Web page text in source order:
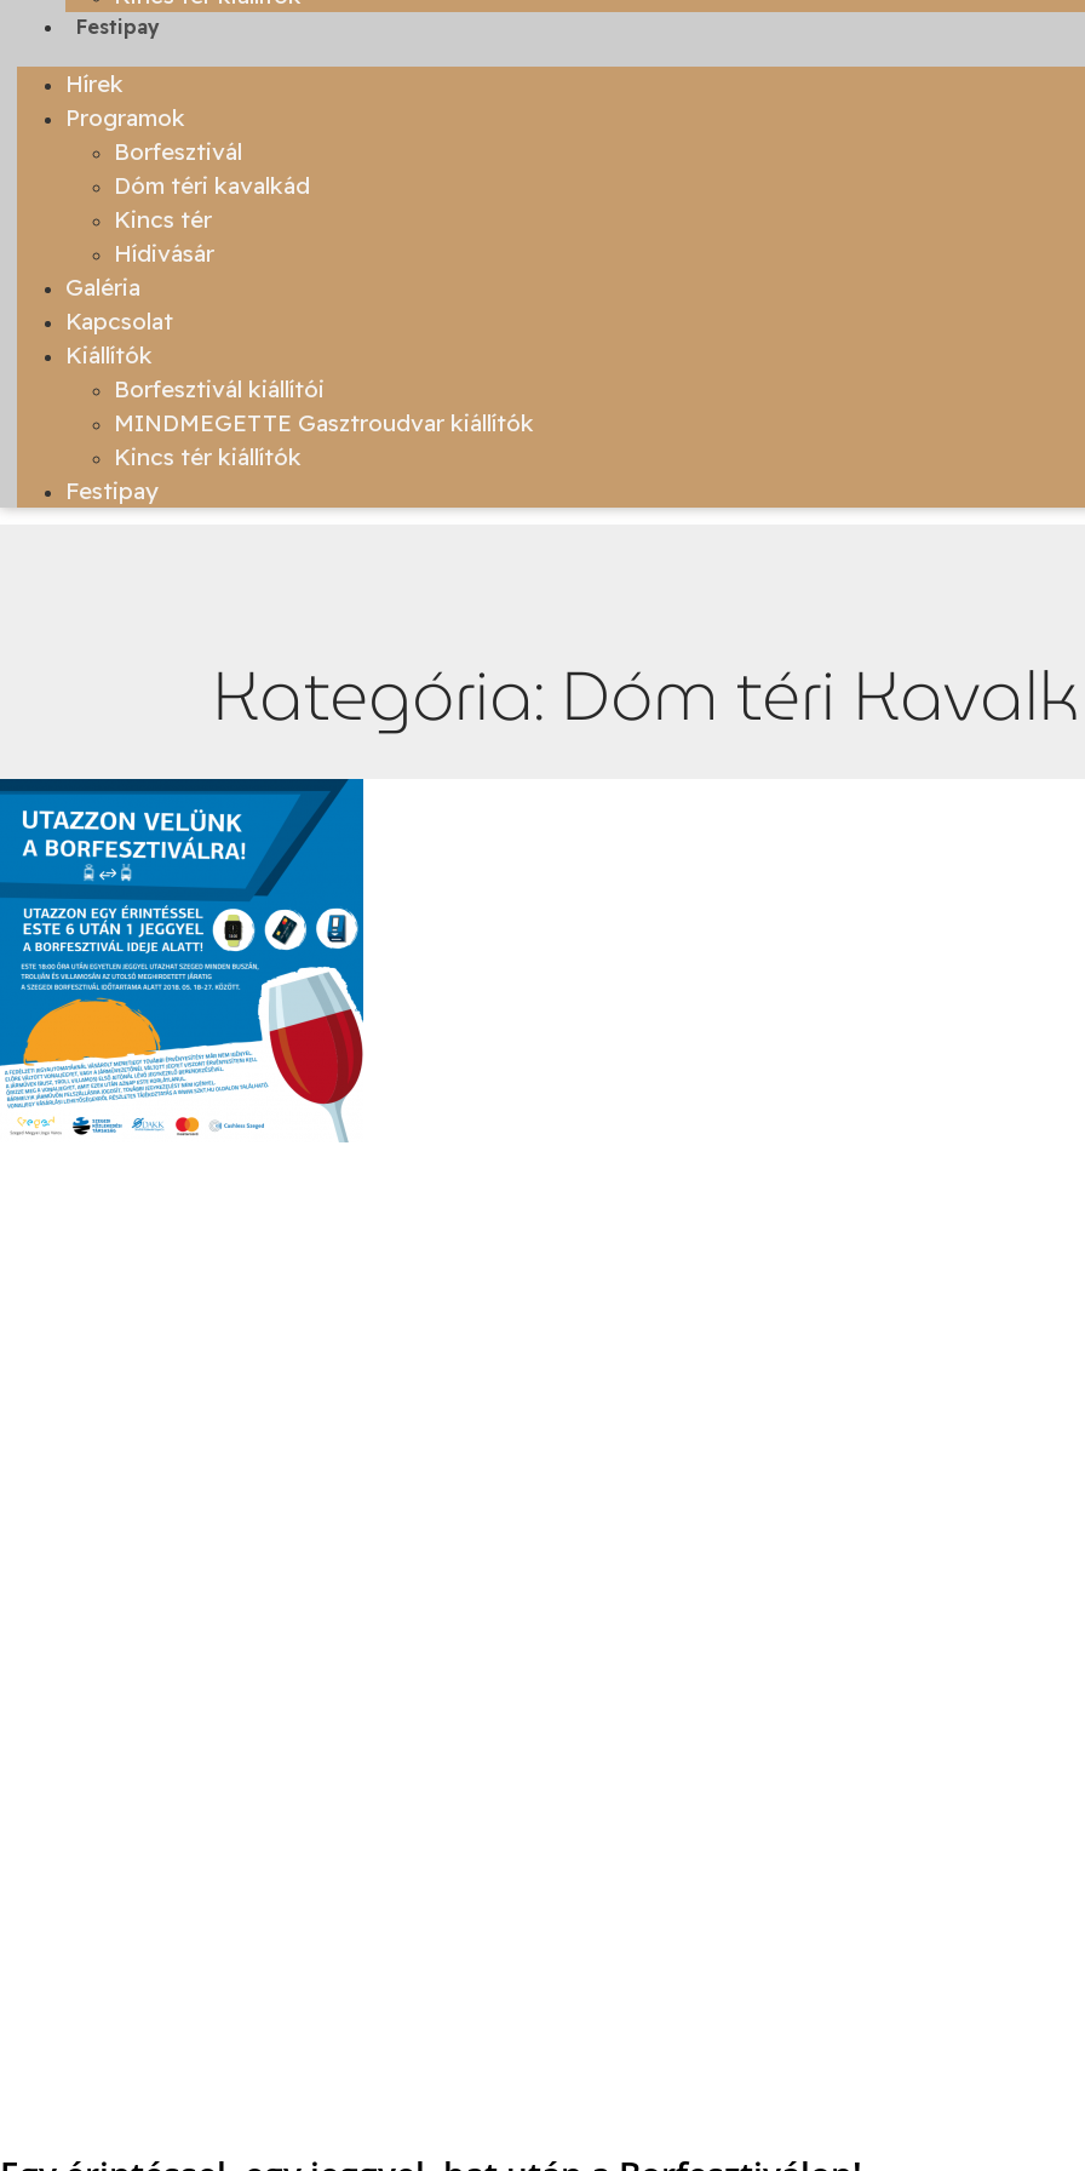
Festipay
Hírek
Programok
Borfesztivál
Dóm téri kavalkád
Kincs tér
Hídivásár
Galéria
Kapcsolat
Kiállítók
Borfesztivál kiállítói
MINDMEGETTE Gasztroudvar kiállítók
Kincs tér kiállítók
Festipay
Kategória: Dóm téri